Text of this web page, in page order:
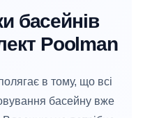
басейнів
Poolman
в тому, що всі
басейну вже